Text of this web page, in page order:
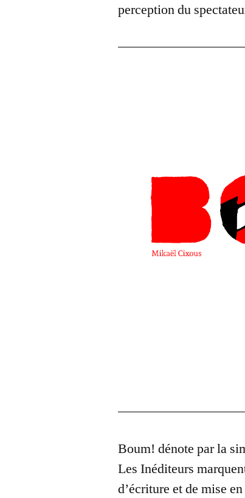
perception du
Boum! dénote par la
Les Inéditeurs
d’écriture et de mise